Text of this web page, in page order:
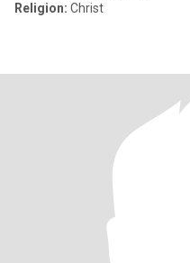
Religion: Christ